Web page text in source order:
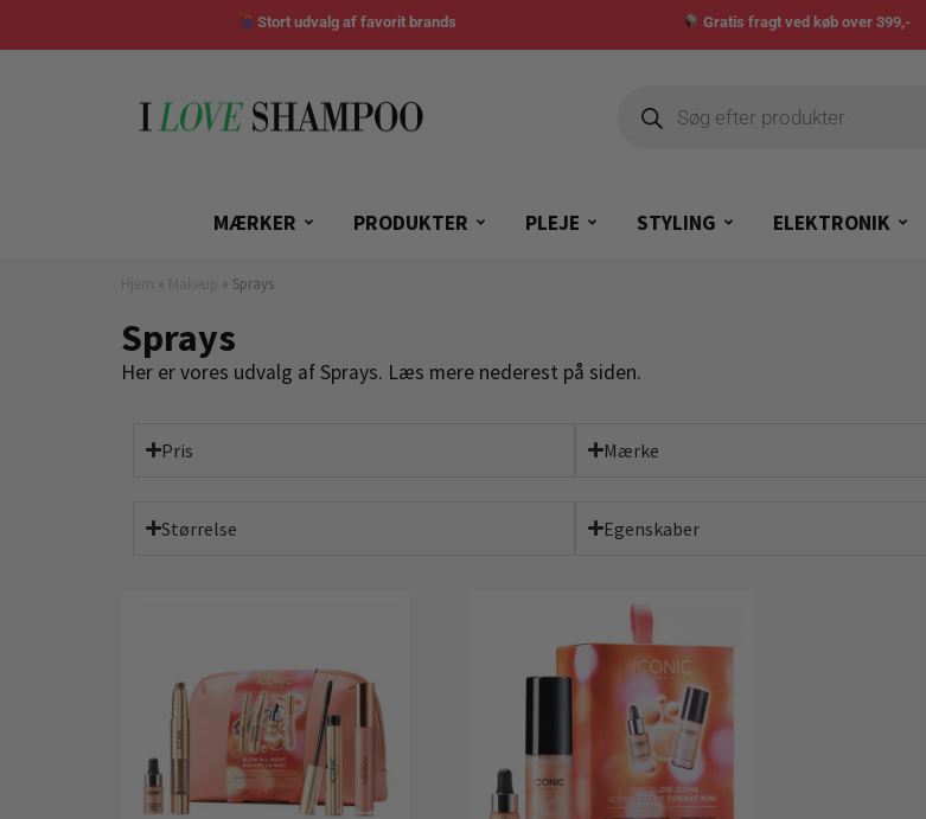
Stort udvalg af favorit brands Gratis fragt ved køb over 399,-
MÆRKER PRODUKTER PLEJE STYLING ELEKTRONIK
» » Sprays
Sprays
Her er vores udvalg af Sprays. Læs mere nederest på siden.
Pris Mærke
Størrelse Egenskaber